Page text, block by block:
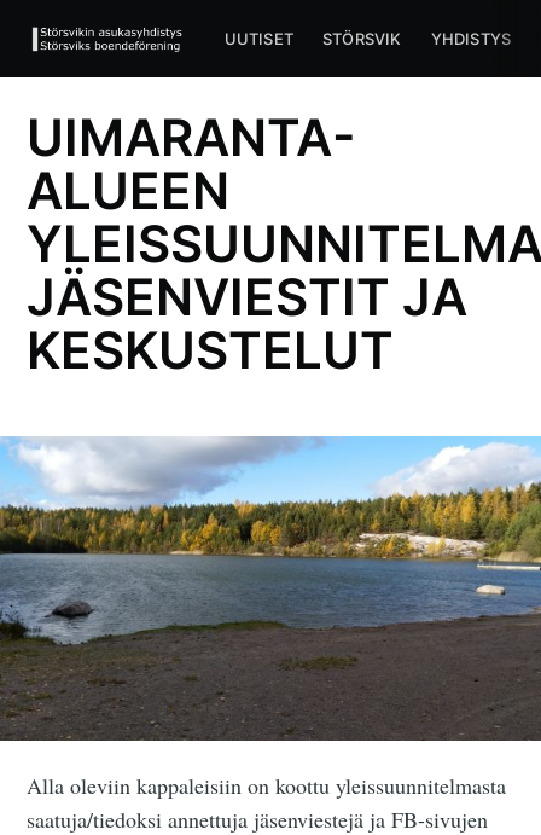
UUTISET STÖRSVIK YHDISTYS
UIMARANTA-
ALUEEN
JÄSENVIESTIT JA
KESKUSTELUT
Alla oleviin kappaleisiin on koottu yleissuunnitelmasta
saatuja/tiedoksi annettuja jäsenviestejä ja FB-sivujen